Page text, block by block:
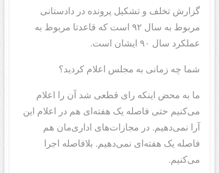
گزارش تخلف و تشکیل پرونده در دادستانی
مربوط به سال ٩٢ است که قاعدتا مربوط به
عملکرد سال ٩٠ ایشان است.
شما چه زمانی به مجلس اعلام کردید؟
ما به محض اینکه رای قطعی شد آن را اعلام
می‌کنیم حتی فاصله یک هفته‌ای هم در اعلام این
آرا نمی‌دهیم. در مجازات‌های اداری‌مان هم
فاصله یک هفته‌ای نمی‌دهیم. بلافاصله اجرا
می‌کنیم.